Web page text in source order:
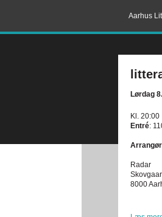
Aarhus
Lørdag
Kl. 20:00
Entré:
Radar
8000